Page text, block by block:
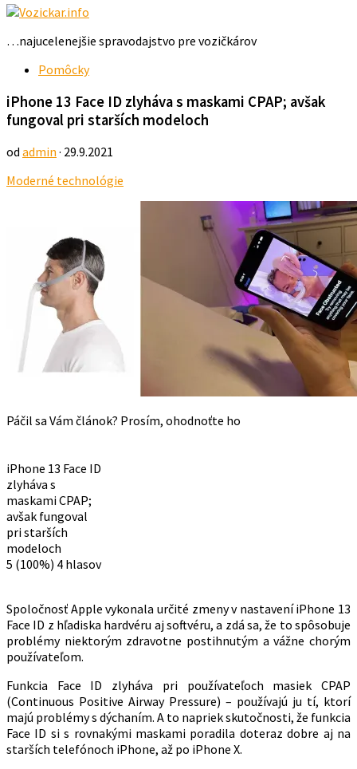
…najucelenejšie spravodajstvo pre vozičkárov
Pomôcky
iPhone 13 Face ID zlyháva s maskami CPAP; avšak
fungoval pri starších modeloch
od admin · 29.9.2021
Moderné technológie
Páčil sa Vám článok? Prosím, ohodnoťte ho
iPhone 13 Face ID
zlyháva s
maskami CPAP;
avšak fungoval
pri starších
modeloch
5 (100%) 4 hlasov
Spoločnosť Apple vykonala určité zmeny v nastavení iPhone 13
Face ID z hľadiska hardvéru aj softvéru, a zdá sa, že to spôsobuje
problémy niektorým zdravotne postihnutým a vážne chorým
používateľom.
Funkcia Face ID zlyháva pri používateľoch masiek CPAP
(Continuous Positive Airway Pressure) – používajú ju tí, ktorí
majú problémy s dýchaním. A to napriek skutočnosti, že funkcia
Face ID si s rovnakými maskami poradila doteraz dobre aj na
starších telefónoch iPhone, až po iPhone X.